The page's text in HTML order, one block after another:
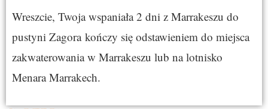
Wreszcie, Twoja wspaniała 2 dni z Marrakeszu do
pustyni Zagora kończy się odstawieniem do miejsca
zakwaterowania w Marrakeszu lub na lotnisko
Menara Marrakech.